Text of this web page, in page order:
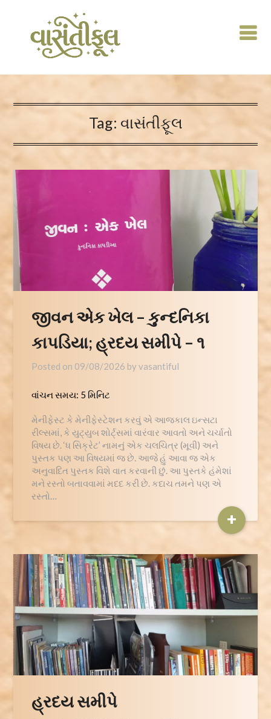
content
Tag: વાસંતીફૂલ
જીવન એક ખેલ – કુન્દનિકા
કાપડિયા; હ્રદય સમીપે – ૧
Posted on 09/08/2026 byvasantiful
વાંચન સમય: 5 મિનિટ
મેનીફેસ્ટ કે મેનીફેસ્ટેશન કરવું એ આજકાલ ઇન્સટા
રીલ્સમાં, કે યુટ્યુબ શોર્ટ્સમાં વારંવાર આવતો અને ચર્ચાતો
વિષય છે. ‘ધ સિક્રેટ’ નામનું એક ચલચિત્ર (મૂવી) અને
પુસ્તક પણ આ વિષયમાં જ છે. આજે હું આવા જ એક
અનુવાદિત પુસ્તક વિશે વાત કરવાની છું. આ પુસ્તકે હંમેશાં
મને રસ્તો બતાવવામાં મદદ કરી છે. કદાચ તમને પણ એ
રસ્તો…
+
હ્રદય સમીપે